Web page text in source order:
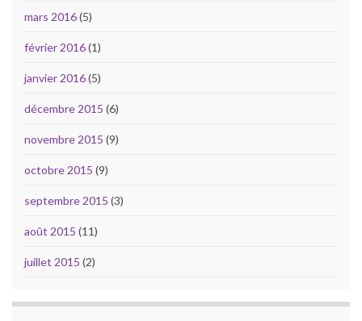
mars 2016(5)
février 2016(1)
janvier 2016(5)
décembre 2015 (6)
novembre 2015 (9)
octobre 2015 (9)
septembre 2015 (3)
août 2015 (11)
juillet 2015 (2)